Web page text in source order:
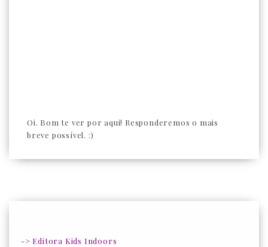
Oi. Bom te ver por aqui! Responderemos o mais
breve possível. :)
-> Editora Kids Indoors